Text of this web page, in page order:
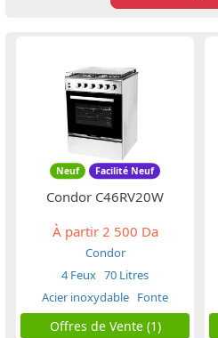
Neuf Facilité Neuf
Condor C46RV20W
À partir2 500 Da
Condor
4 Feux 70 Litres
Acier inoxydable Fonte
Offres de Vente (1)